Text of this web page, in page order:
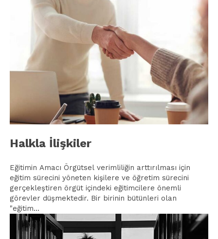
Halkla İlişkiler
Eğitimin Amacı Örgütsel verimliliğin arttırılması için
eğitim sürecini yöneten kişilere ve öğretim sürecini
gerçekleştiren örgüt içindeki eğitimcilere önemli
görevler düşmektedir. Bir birinin bütünleri olan
"eğitim...